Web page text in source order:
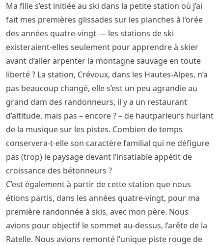
Ma fille s’est initiée au ski dans la petite station où j’ai
fait mes premières glissades sur les planches à l’orée
des années quatre-vingt — les stations de ski
existeraient-elles seulement pour apprendre à skier
avant d’aller arpenter la montagne sauvage en toute
liberté ? La station, Crévoux, dans les Hautes-Alpes, n’a
pas beaucoup changé, elle s’est un peu agrandie au
grand dam des randonneurs, il y a un restaurant
d’altitude, mais pas – encore ? – de hautparleurs hurlant
de la musique sur les pistes. Combien de temps
conservera-t-elle son caractère familial qui ne défigure
pas (trop) le paysage devant l’insatiable appétit de
croissance des bétonneurs ?
C’est également à partir de cette station que nous
étions partis, dans les années quatre-vingt, pour ma
première randonnée à skis, avec mon père. Nous
avions pour objectif le sommet au-dessus, l’arête de la
Ratelle. Nous avions remonté l’unique piste rouge de